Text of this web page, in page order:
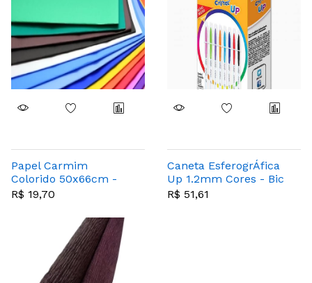
Papel Carmim
Colorido 50x66cm -
Reipel
R$ 19,70
Caneta EsferogrÁfica
Up 1.2mm Cores - Bic
- Caixa Com 32
R$ 51,61